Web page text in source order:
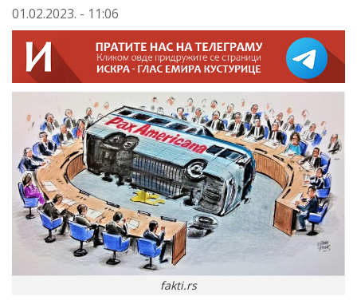
01.02.2023. - 11:06
fakti.rs